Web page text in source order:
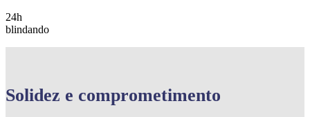
24h
blindando
Solidez e comprometimento